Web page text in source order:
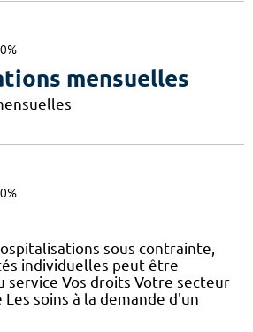
mensuelles
sous contrainte,
individuelles peut être
service Vos droits Votre secteur
soins à la demande d'un